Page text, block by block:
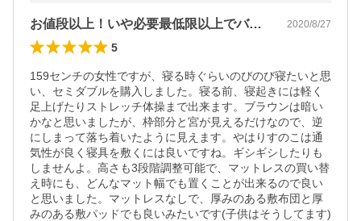
お値段以上！いや必要最低限以上でバッチリ 2020/8/27
5
159センチの女性ですが、寝る時ぐらいのびのび寝たいと思
い、セミダブルを購入しました。寝る前、寝起きには軽く
足上げたりストレッチ体操まで出来ます。ブラウンは暗い
かなと思いましたが、枠部分と宮が見えるだけなので、逆
にしまって落ち着いたように見えます。やはりすのこは通
気性が良く寝具を敷くには良いですね。ギシギシしたりも
しませんよ。高さも3段階調整可能で、マットレスの買い替
え時にも、どんなマット幅でも置くことが出来るので良い
と思いました。マットレスなしで、厚みのある敷布団と厚
みのある敷パッドでも良いみたいです(子供はそうしてます)